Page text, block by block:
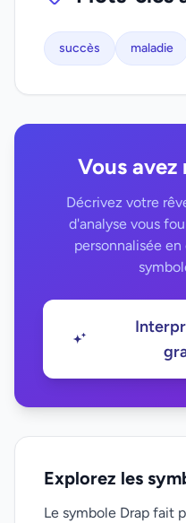
succès maladie
Vous avez
Décrivez votre
d'analyse vous
personnalisée
Explorez les
Le symbole Drap fait